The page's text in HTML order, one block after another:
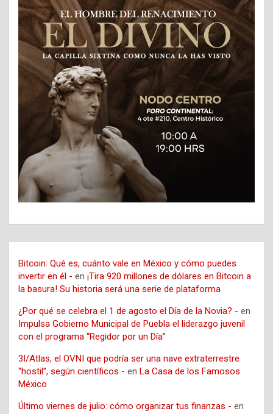
Bitcoin: Qué es, cuánto vale en México y cómo puedes
invertir en él - en ¡Tira 920 millones de dólares en Bitcoin a
la basura! Su historia será una serie de plataforma
¿Por qué se celebra el 1 de agosto el Día de la Novia? - en
Impulsa Gobierno Municipal de Puebla el liderazgo juvenil
con el programa “Regidor por un Día”
3I/Atlas, el OVNI que podría ser una nave extraterrestre
“hostil”, según científicos - en La Casa de los Famosos
México
Último viernes de julio: cómo organizar tus finanzas - en